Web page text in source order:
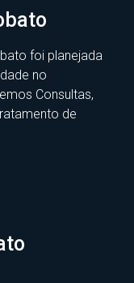
foi planejada
no
Consultas,
de